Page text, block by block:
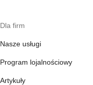
Dla firm
Nasze usługi
Program lojalnościowy
Artykuły